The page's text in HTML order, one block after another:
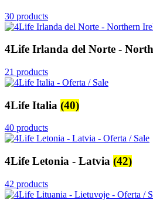
30 products
4Life Irlanda del Norte -
21 products
4Life Italia (40)
40 products
4Life Letonia - Latvia (42)
42 products